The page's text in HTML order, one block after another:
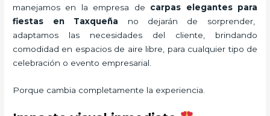
manejamos en la empresa de carpas elegantes para
fiestas
en Taxqueña no dejarán de sorprender,
adaptamos las necesidades del cliente, brindando
comodidad en espacios de aire libre, para cualquier tipo de
celebración o evento empresarial.
Porque cambia completamente la experiencia.